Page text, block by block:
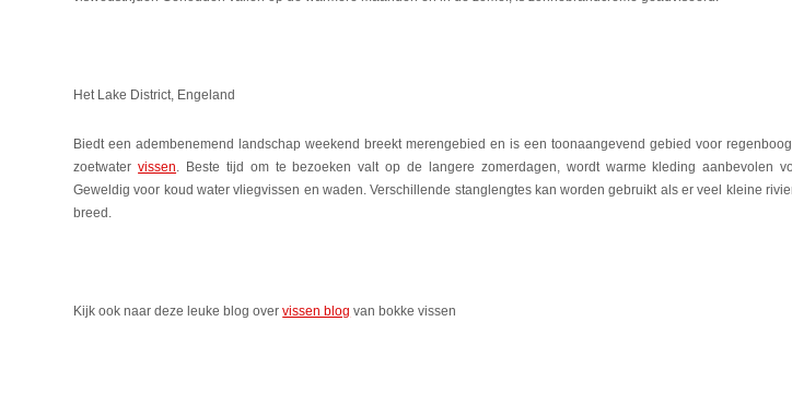
Het Lake District, Engeland
Biedt een adembenemend landschap weekend breekt merengebied en is een toonaangevend gebied voor
zoetwatervissen. Beste tijd om te bezoeken valt op de langere zomerdagen, wordt warme kleding aanbevolen
Geweldig voor koud water vliegvissen en waden. Verschillende stanglengtes kan worden gebruikt als er veel kleine
breed.
Kijk ook naar deze leuke blog overvissen blog van bokke vissen